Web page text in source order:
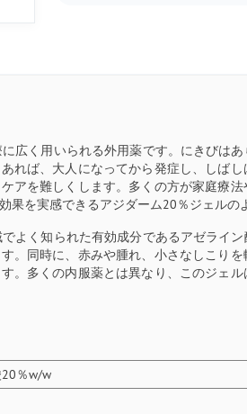
広く用いられる外用薬です。にきびは
れば、大人になってから発症し、しば
アを難しくします。多くの方が家庭療
果を実感できるアジダーム20％ジェルの
よく知られた有効成分であるアゼライ
。同時に、赤みや腫れ、小さなしこり
。多くの内服薬とは異なり、このジェ
％w/w